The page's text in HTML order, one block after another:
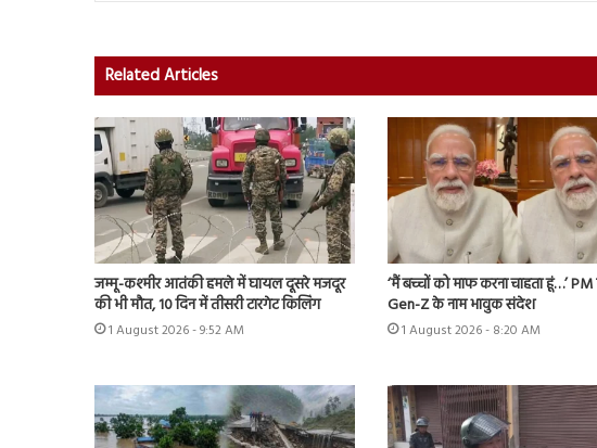
Related Articles
जम्मू-कश्मीर आतंकी हमले में घायल दूसरे मजदूर
की भी मौत, 10 दिन में तीसरी टारगेट किलिंग
1 August 2026 - 9:52 AM
‘मैं बच्चों को माफ करना चाहता हूं…’ PM
Gen-Z के नाम भावुक संदेश
1 August 2026 - 8:20 AM